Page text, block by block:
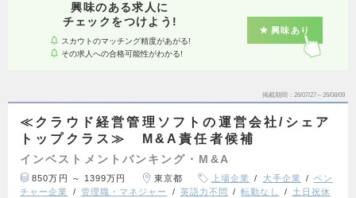
興味のある求人に
チェックをつけよう!
スカウトのマッチング精度があがる!
その求人への合格可能性がわかる!
興味あり
掲載期間 26/07/27～26/08/09
≪クラウド経営管理ソフトの運営会社/シェア
トップクラス≫ M&A責任者候補
インベストメントバンキング・M&A
850万円 ～ 1399万円 東京都 上場企業 大手企業
ベン
チャー企業
管理職・マネジャー 英語力不問 転勤なし
土日祝休